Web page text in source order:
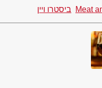
Meat ביסטרו ויין